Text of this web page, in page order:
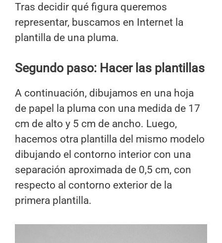
Tras decidir qué figura queremos
representar, buscamos en Internet la
plantilla de una pluma.
Segundo paso: Hacer las plantillas
A continuación, dibujamos en una hoja
de papel la pluma con una medida de 17
cm de alto y 5 cm de ancho. Luego,
hacemos otra plantilla del mismo modelo
dibujando el contorno interior con una
separación aproximada de 0,5 cm, con
respecto al contorno exterior de la
primera plantilla.